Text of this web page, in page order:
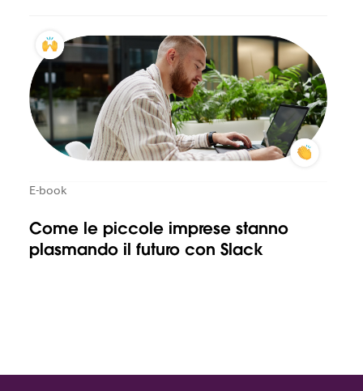
E-book
Come le piccole imprese stanno
plasmando il futuro con Slack